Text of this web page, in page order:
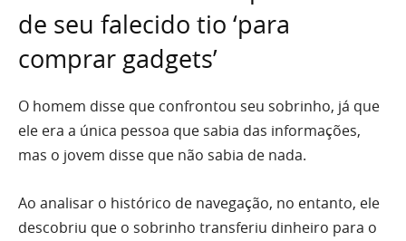
de seu falecido tio ‘para
comprar gadgets’
O homem disse que confrontou seu sobrinho, já que
ele era a única pessoa que sabia das informações,
mas o jovem disse que não sabia de nada.
Ao analisar o histórico de navegação, no entanto, ele
descobriu que o sobrinho transferiu dinheiro para o